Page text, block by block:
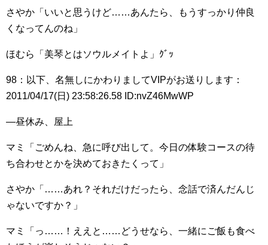
さやか「いいと思うけど……あんたら、もうすっかり仲良
くなってんのね」
ほむら「美琴とはソウルメイトよ」ｸﾞｯ
98：以下、名無しにかわりましてVIPがお送りします：
2011/04/17(日) 23:58:26.58 ID:nvZ46MwWP
―昼休み、屋上
マミ「ごめんね、急に呼び出して。今日の体験コースの待
ち合わせとかを決めておきたくって」
さやか「……あれ？それだけだったら、念話で済んだんじ
ゃないですか？」
マミ「っ……！ええと……どうせなら、一緒にご飯も食べ